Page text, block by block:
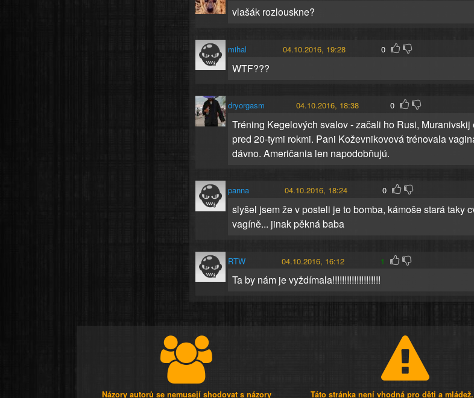
vlašák rozlouskne?
mihal 04.10.2016, 19:28 0
WTF???
dryorgasm 04.10.2016, 18:38 0
Tréning Kegelových svalov - začali ho Rusi, Muranivskij
pred 20-tymi rokmi. Pani Koževnikovová trénovala
dávno. Američania len napodobňujú.
panna 04.10.2016, 18:24 0
slyšel jsem že v posteli je to bomba, kámoše stará taky
vagíně... jinak pěkná baba
RTW 04.10.2016, 16:12 1
Ta by nám je vyždímala!!!!!!!!!!!!!!!!!!!!
Názory autorů se nemusejí shodovat s názory Táto stránka není vhodná pro děti a